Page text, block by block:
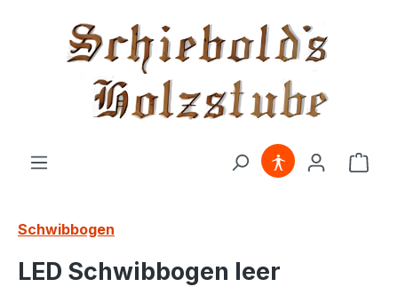
springen
Schwibbogen
LED Schwibbogen leer